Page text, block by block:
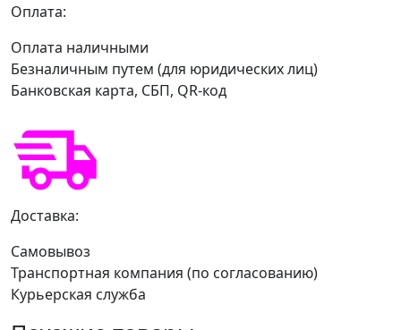
Оплата:
Оплата наличными
Безналичным путем (для юридических лиц)
Банковская карта, СБП, QR-код
Доставка:
Самовывоз
Транспортная компания (по согласованию)
Курьерская служба